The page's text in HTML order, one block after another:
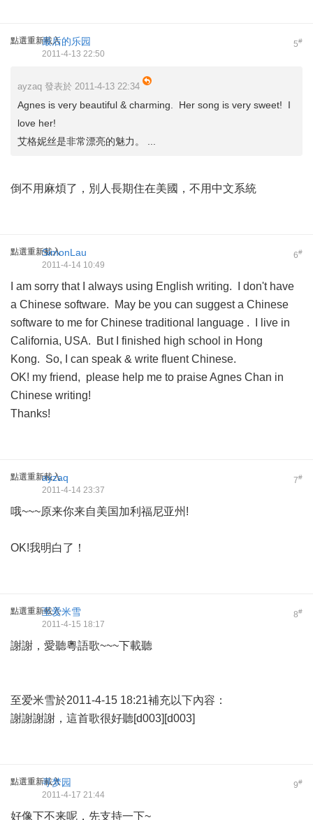
點選重新載入 5#
最后的乐园
2011-4-13 22:50
ayzaq 發表於 2011-4-13 22:34
Agnes is very beautiful & charming. Her song is very sweet! I
love her!
艾格妮丝是非常漂亮的魅力。 ...
倒不用麻煩了，別人長期住在美國，不用中文系統
點選重新載入 6#
SimonLau
2011-4-14 10:49
I am sorry that I always using English writing. I don't have
a Chinese software. May be you can suggest a Chinese
software to me for Chinese traditional language . I live in
California, USA. But I finished high school in Hong
Kong. So, I can speak & write fluent Chinese.
OK! my friend, please help me to praise Agnes Chan in
Chinese writing!
Thanks!
點選重新載入 7#
ayzaq
2011-4-14 23:37
哦~~~原来你来自美国加利福尼亚州!
OK!我明白了！
點選重新載入 8#
至爱米雪
2011-4-15 18:17
謝謝，愛聽粵語歌~~~下載聽
至爱米雪於2011-4-15 18:21補充以下內容：
謝謝謝謝，這首歌很好聽[d003][d003]
點選重新載入 9#
寻梦园
2011-4-17 21:44
好像下不来呢，先支持一下~